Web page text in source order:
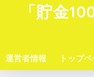
「貯金
運営者情報 トップ